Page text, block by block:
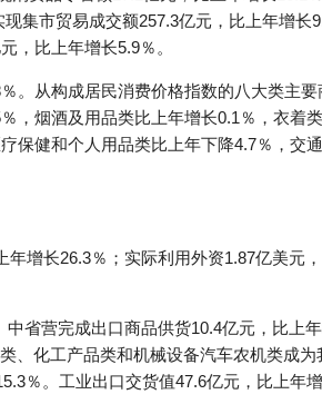
集市贸易成交额257.3亿元，比上年增长
，比上年增长5.9％。
。从构成居民消费价格指数的八大类主
，烟酒及用品类比上年增长0.1％，衣着
健和个人用品类比上年下降4.7％，交
增长26.3％；实际利用外资1.87亿美元
省营完成出口商品供货10.4亿元，比上
、化工产品类和机械设备汽车农机类成
％。工业出口交货值47.6亿元，比上年增